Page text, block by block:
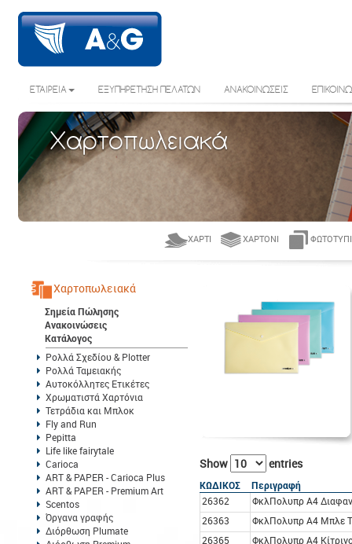
ΕΤΑΙΡΕΙΑ ΕΞΥΠΗΡΕΤΗΣΗ ΠΕΛΑΤΩΝ ΑΝΑΚΟΙΝΩΣΕΙΣ
Χαρτοπωλειακά
ΧΑΡΤΊ ΧΑΡΤΌΝΙ
Χαρτοπωλειακά
Σημεία Πώλησης
Ανακοινώσεις
Κατάλογος
Ρολλά Σχεδίου & Plotter
Ρολλά Ταμειακής
Αυτοκόλλητες Ετικέτες
Χρωματιστά Χαρτόνια
Τετράδια και Μπλοκ
Fly and Run
Pepitta
Life like fairytale
Carioca
ART & PAPER - Carioca Plus
ART & PAPER - Premium Art
Scentos
Όργανα γραφής
Διόρθωση Plumate
Show entries
ΚΩΔΙΚΟΣ
Περιγραφή
26362
ΦκλΠολυπρ A4
26363
ΦκλΠολυπρ A4 Μπλε
26365
ΦκλΠολυπρ A4